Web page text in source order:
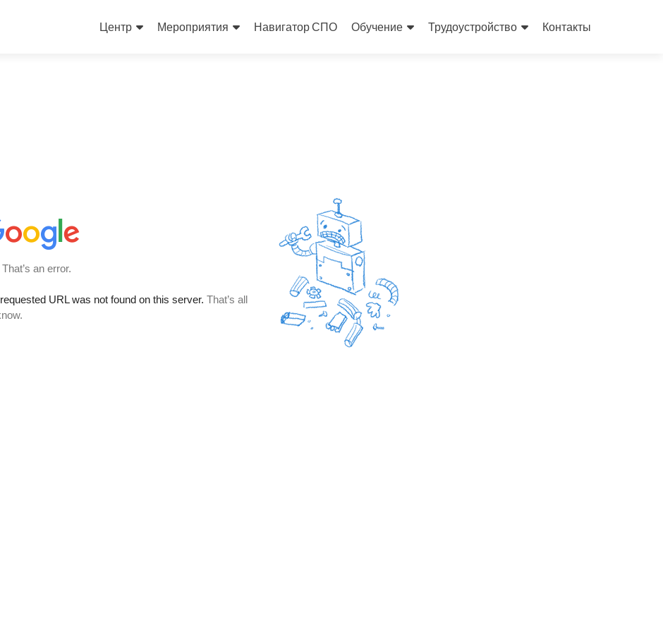
to
Центр Мероприятия Навигатор СПО Обучение Трудоустройство Контакты